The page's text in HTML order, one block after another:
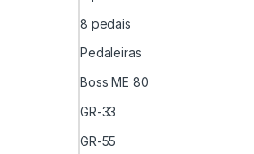
8 pedais
Pedaleiras
Boss ME 80
GR-33
GR-55